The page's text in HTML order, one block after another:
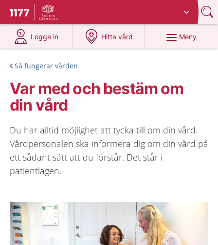
Till startsidan för 1177
Du har valt region
Logga in
på 1177.se
Hitta vård
på 1177.se
Meny
Så fungerar vården
Var med och bestäm om
din vård
Du har alltid möjlighet att tycka till om din vård.
Vårdpersonalen ska informera dig om din vård på
ett sådant sätt att du förstår. Det står i
patientlagen.